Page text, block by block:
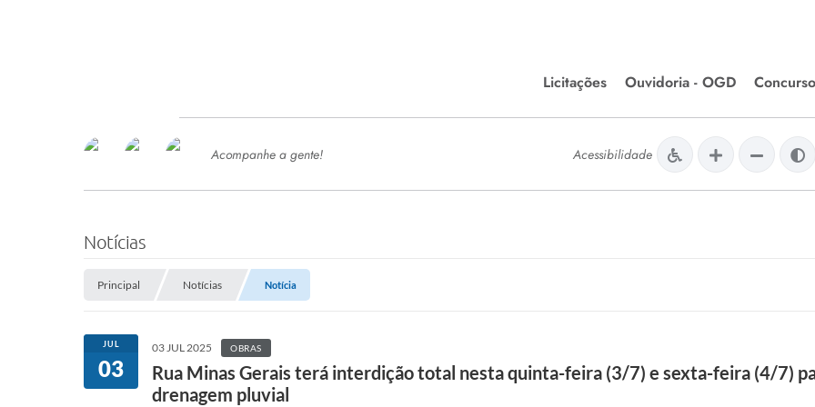
Licitações
Editais de Licitações
Chamamentos Públicos
Ouvidoria - OGD
SERVIÇOS
SEMED
Processo de Contratação -
Concursos e Processos Seletivos
Esporte
Meio Ambiente
Acompanhe a gente! Acessibilidade
Notícias
Principal Notícias Notícia
JUL
03
03 JUL 2025 OBRAS
Rua Minas Gerais terá interdição total nesta quinta-feira (3/7) e sexta-feira (4/7)
drenagem pluvial